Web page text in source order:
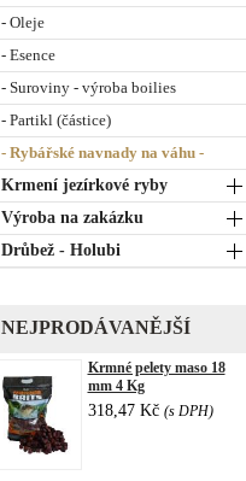
- Oleje
- Esence
- Suroviny - výroba boilies
- Partikl (částice)
- Rybářské navnady na váhu -
Krmení jezírkové ryby
Výroba na zakázku
Drůbež - Holubi
NEJPRODÁVANĚJŠÍ
Krmné pelety maso 18
mm 4 Kg
318,47 Kč (s DPH)